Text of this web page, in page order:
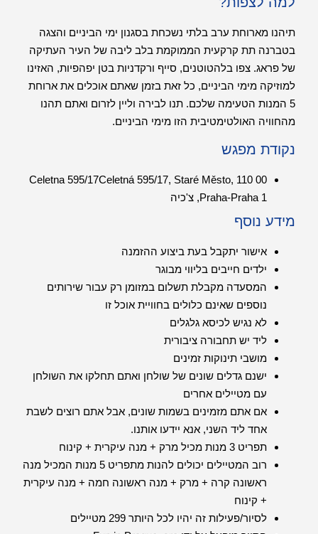
תיהנו מארוחת ערב בלתי נשכחת בסגנון ימי הביניים והצגה
בטברנה תת קרקעית הממוקמת בלב ליבה של העיר העתיקה
של פראג. צפו בלהטוטנים, סייף ורקדניות בטן יפהפיות, האזינו
למוזיקה מימי הביניים, כל זאת בזמן שאתם אוכלים את ארוחת
5 המנות הטעימה שלכם. תנו לבירה וליין לזרום ואתם תהנו
מהחוויה האולטימטיבית הזו מימי הביניים.
נקודת מפגש
Celetna 595/17Celetná 595/17, Staré Město, 110 00
Praha-Praha 1, צ'כיה
מידע נוסף
אישור יתקבל בעת ביצוע ההזמנה
ילדים חייבים בליווי מבוגר
המסעדה מקבלת תשלום במזומן רק עבור שירותים
נוספים שאינם כלולים בחוויית אוכל זו
לא נגיש לכיסא גלגלים
ליד יש תחבורה ציבורית
מושבי תינוקות זמינים
ישנם גדלים שונים של שולחן ואתם תחלקו את השולחן
עם מטיילים אחרים
אם אתם מזמינים בשמות שונים, אבל אתם רוצים לשבת
אחד ליד השני, אנא יידעו אותנו.
תפריט 3 מנות מכיל מרק + מנה עיקרית + קינוח
רוב המטיילים יכולים להנות מתפריט 5 מנות המכיל מנה
ראשונה קרה + מרק + מנה ראשונה חמה + מנה עיקרית
+ קינוח
לסיור/פעילות זה יהיו לכל היותר 299 מטיילים